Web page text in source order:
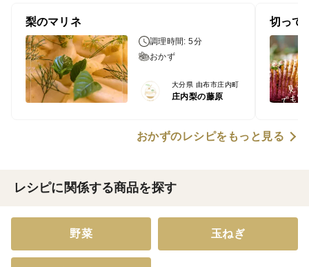
梨のマリネ
調理時間: 5分
おかず
大分県 由布市庄内町
庄内梨の藤原
切って
おかずのレシピをもっと見る
レシピに関係する商品を探す
野菜 玉ねぎ